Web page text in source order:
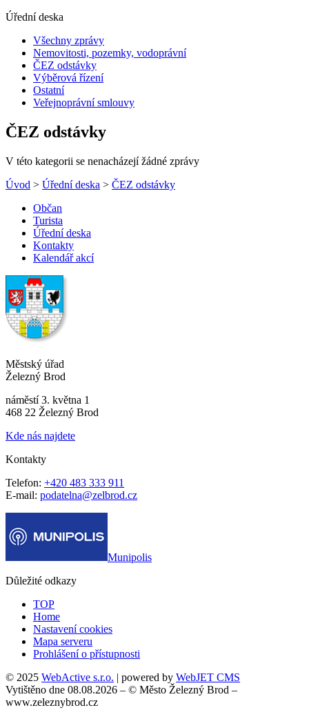
Úřední deska
Všechny zprávy
Nemovitosti, pozemky, vodoprávní
ČEZ odstávky
Výběrová řízení
Ostatní
Veřejnoprávní smlouvy
ČEZ odstávky
V této kategorii se nenacházejí žádné zprávy
Úvod > Úřední deska > ČEZ odstávky
Občan
Turista
Úřední deska
Kontakty
Kalendář akcí
Městský úřad
Železný Brod
náměstí 3. května 1
468 22 Železný Brod
Kde nás najdete
Kontakty
Telefon: +420 483 333 911
E-mail: podatelna@zelbrod.cz
Munipolis
Důležité odkazy
TOP
Home
Nastavení cookies
Mapa serveru
Prohlášení o přístupnosti
© 2025 WebActive s.r.o. | powered by WebJET CMS
Vytištěno dne 08.08.2026 – © Město Železný Brod –
www.zeleznybrod.cz